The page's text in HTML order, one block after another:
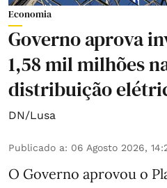
Economia
Governo aprova
1,58 mil milhões
distribuição
DN/Lusa
Publicado a: 06 Agosto 2026,
O Governo aprovou o